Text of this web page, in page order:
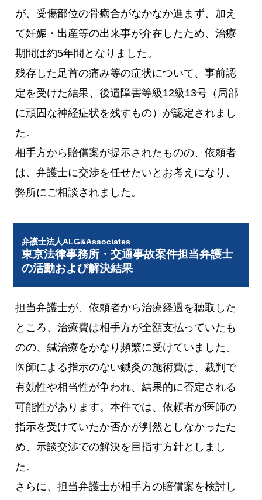
が、受傷部位の骨癒合がなかなか進まず、加え
て妊娠・出産等の出来事が介在したため、治療
期間は約5年間となりました。
残存した足首の痛み等の症状について、事前認
定を受けた結果、後遺障害等級12級13号（局部
に頑固な神経症状を残すもの）が認定されまし
た。
相手方から賠償案が提示されたものの、依頼者
は、弁護士に交渉を任せたいとお考えになり、
弊所にご相談されました。
弁護士法人ALG&Associates
東京法律事務所・交通事故案件担当弁護士
の活動および解決結果
担当弁護士が、依頼者から治療経過を聴取した
ところ、治療費は相手方が全額支払っていたも
のの、鍼治療をかなり頻繁に受けていました。
医師による指示のない鍼灸の施術費は、裁判で
有効性や相当性が争われ、結果的に否定される
可能性があります。本件では、依頼者が医師の
指示を受けていたか否かが判然としなかったた
め、示談交渉での解決を目指す方針としまし
た。
さらに、担当弁護士が相手方の賠償案を検討し